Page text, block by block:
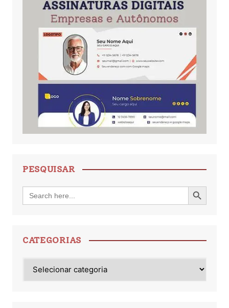
PESQUISAR
Search
for:
Search Button
CATEGORIAS